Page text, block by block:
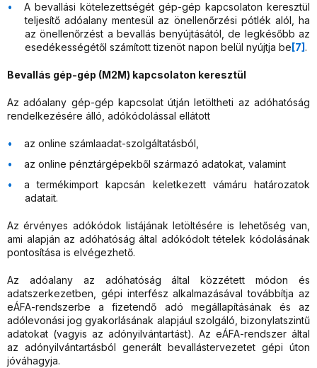
A bevallási kötelezettségét gép-gép kapcsolaton keresztül
teljesítő adóalany mentesül az önellenőrzési pótlék alól, ha
az önellenőrzést a bevallás benyújtásától, de legkésőbb az
esedékességétől számított tizenöt napon belül nyújtja be [7] .
Bevallás gép-gép (M2M) kapcsolaton keresztül
Az adóalany gép-gép kapcsolat útján letöltheti az adóhatóság
rendelkezésére álló, adókódolással ellátott
az online számlaadat-szolgáltatásból,
az online pénztárgépekből származó adatokat, valamint
a termékimport kapcsán keletkezett vámáru határozatok
adatait.
Az érvényes adókódok listájának letöltésére is lehetőség van,
ami alapján az adóhatóság által adókódolt tételek kódolásának
pontosítása is elvégezhető.
Az adóalany az adóhatóság által közzétett módon és
adatszerkezetben, gépi interfész alkalmazásával továbbítja az
eÁFA-rendszerbe a fizetendő adó megállapításának és az
adólevonási jog gyakorlásának alapjául szolgáló, bizonylatszintű
adatokat (vagyis az adónyilvántartást). Az eÁFA-rendszer által
az adónyilvántartásból generált bevallástervezetet gépi úton
jóváhagyja.